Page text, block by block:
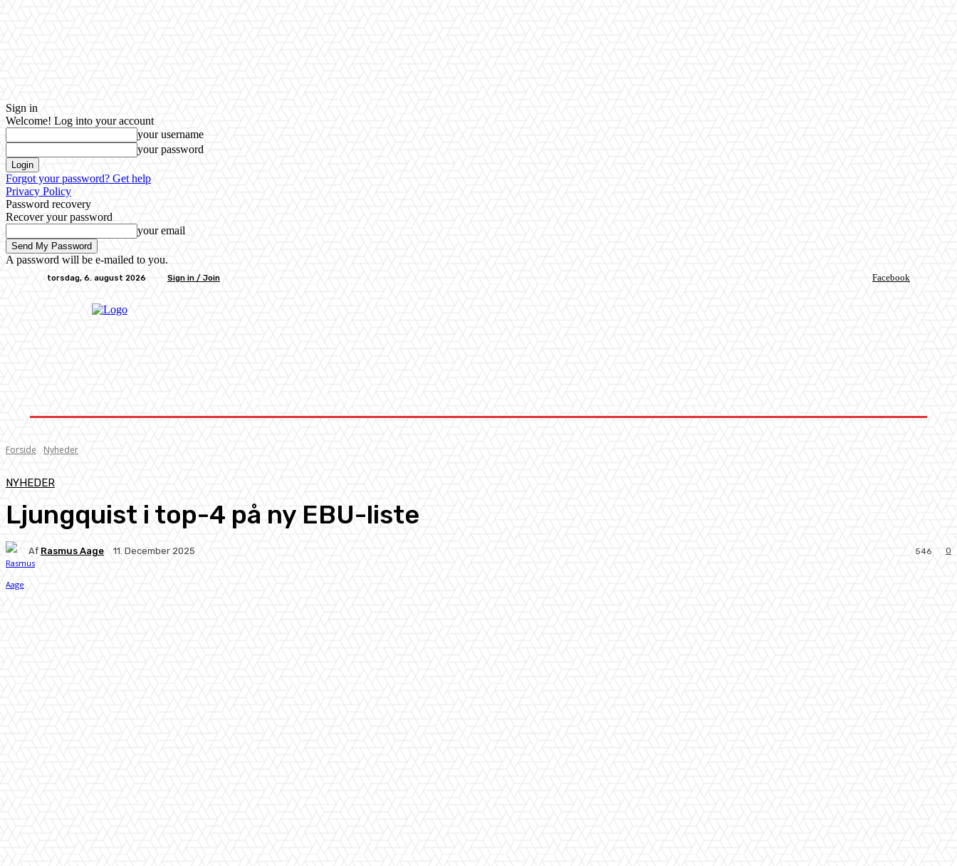
Sign in
Welcome! Log into your account
your username
your password
Forgot your password? Get help
Privacy Policy
Password recovery
Recover your password
your email
A password will be e-mailed to you.
torsdag, 6. august 2026 Sign in / Join Facebook
Forside Nyheder
NYHEDER
Ljungquist i top-4 på ny EBU-liste
Af Rasmus Aage 11. December 2025 0
546